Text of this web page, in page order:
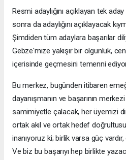
Resmi adaylığını açıklayan tek
sonra da adaylığını açıklayacak
Şimdiden tüm adaylara başarılar
Gebze'mize yakışır bir olgunluk,
içerisinde geçmesini temenni
Bu merkez, bugünden itibaren
dayanışmanın ve başarının merkezi
samimiyetle çalacak, her üyemizi
ortak akıl ve ortak hedef
inanıyoruz ki; birlik varsa güç
Ve biz bu başarıyı hep birlikte